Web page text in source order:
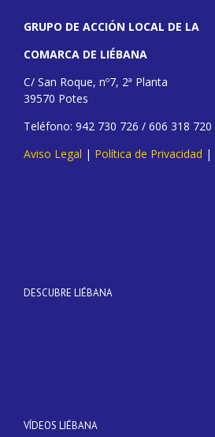
GRUPO DE ACCIÓN LOCAL DE LA
COMARCA DE LIÉBANA
C/ San Roque, nº7, 2ª Planta
39570 Potes
Teléfono: 942 730 726 / 606 318 720
Aviso Legal | Política de Privacidad |
DESCUBRE LIÉBANA
VÍDEOS LIÉBANA